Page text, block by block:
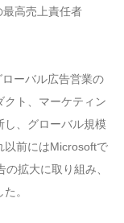
高売上責任者
ーバル広告営業の
ト、マーケティン
し、グローバル規模
以前にはMicrosoftで
拡大に取り組み、
。